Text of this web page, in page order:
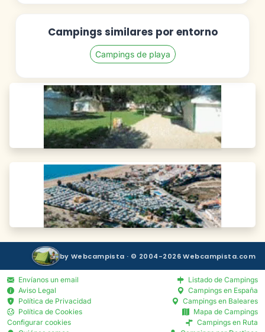
Campings similares por entorno
Campings de playa
by Webcampista · © 2004-2026 Webcampista.com
Envíanos un email
Aviso Legal
Política de Privacidad
Política de Cookies
Configurar cookies
Listado de Campings
Campings en España
Campings en Baleares
Mapa de Campings
Campings en Ruta